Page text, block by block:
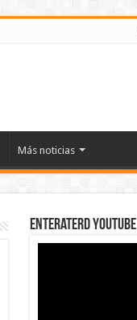
Más noticias
EnterateRD YOUTUBE